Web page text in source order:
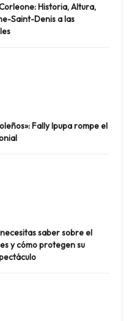
Historia, Altura,
Saint-Denis a las
Fally Ipupa rompe el
saber sobre el
y cómo protegen su